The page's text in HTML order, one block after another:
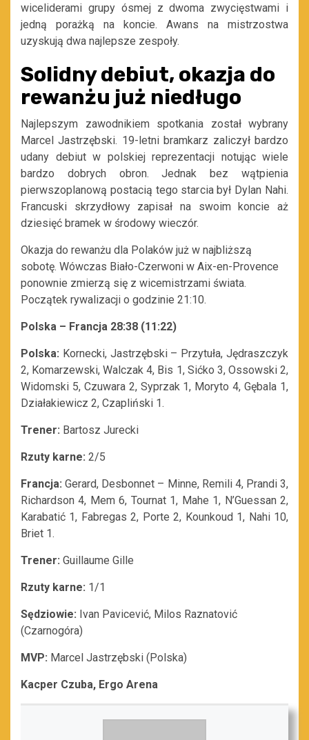
wiceliderami grupy ósmej z dwoma zwycięstwami i
jedną porażką na koncie. Awans na mistrzostwa
uzyskują dwa najlepsze zespoły.
Solidny debiut, okazja do
rewanżu już niedługo
Najlepszym zawodnikiem spotkania został wybrany
Marcel Jastrzębski. 19-letni bramkarz zaliczył bardzo
udany debiut w polskiej reprezentacji notując wiele
bardzo dobrych obron. Jednak bez wątpienia
pierwszoplanową postacią tego starcia był Dylan Nahi.
Francuski skrzydłowy zapisał na swoim koncie aż
dziesięć bramek w środowy wieczór.
Okazja do rewanżu dla Polaków już w najbliższą
sobotę. Wówczas Biało-Czerwoni w Aix-en-Provence
ponownie zmierzą się z wicemistrzami świata.
Początek rywalizacji o godzinie 21:10.
Polska – Francja 28:38 (11:22)
Polska: Kornecki, Jastrzębski – Przytuła, Jędraszczyk
2, Komarzewski, Walczak 4, Bis 1, Sićko 3, Ossowski 2,
Widomski 5, Czuwara 2, Syprzak 1, Moryto 4, Gębala 1,
Działakiewicz 2, Czapliński 1.
Trener: Bartosz Jurecki
Rzuty karne: 2/5
Francja:Gerard, Desbonnet – Minne, Remili 4, Prandi 3,
Richardson 4, Mem 6, Tournat 1, Mahe 1, N’Guessan 2,
Karabatić 1, Fabregas 2, Porte 2, Kounkoud 1, Nahi 10,
Briet 1.
Trener: Guillaume Gille
Rzuty karne: 1/1
Sędziowie: Ivan Pavicević, Milos Raznatović
(Czarnogóra)
MVP: Marcel Jastrzębski (Polska)
Kacper Czuba, Ergo Arena